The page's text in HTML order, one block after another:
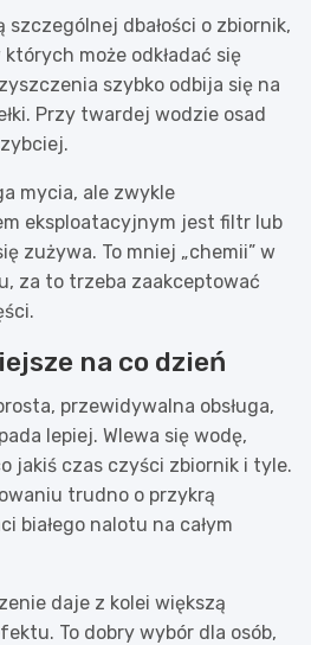
dbałości o zbiornik,
może odkładać się
szybko odbija się na
Przy twardej wodzie osad
mycia, ale zwykle
eksploatacyjnym jest filtr lub
zużywa. To mniej „chemii” w
za to trzeba zaakceptować
na co dzień
przewidywalna obsługa,
lepiej. Wlewa się wodę,
jakiś czas czyści zbiornik i tyle.
trudno o przykrą
białego nalotu na całym
daje z kolei większą
To dobry wybór dla osób,